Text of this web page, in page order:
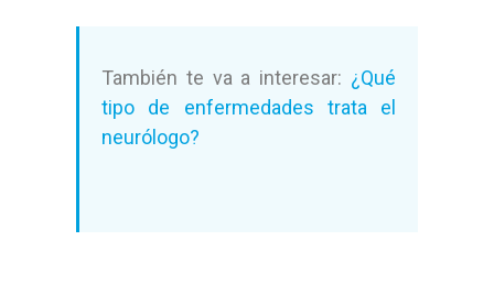
También te va a interesar: ¿Qué
tipo de enfermedades trata el
neurólogo?